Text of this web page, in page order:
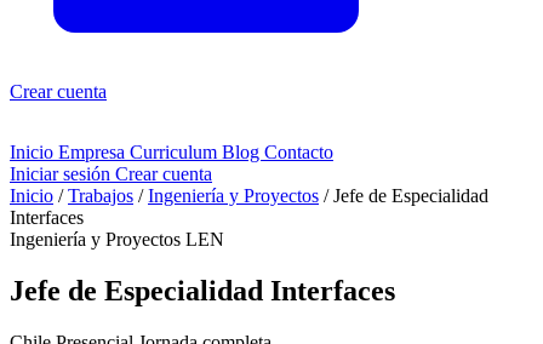
Crear cuenta
Inicio Empresa Curriculum Blog Contacto
Iniciar sesión Crear cuenta
Inicio / Trabajos / Ingeniería y Proyectos / Jefe de Especialidad
Interfaces
Ingeniería y Proyectos LEN
Jefe de Especialidad Interfaces